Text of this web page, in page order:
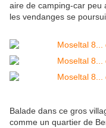
aire de camping-car peu
les vendanges se
Balade dans ce gros
comme un quartier de